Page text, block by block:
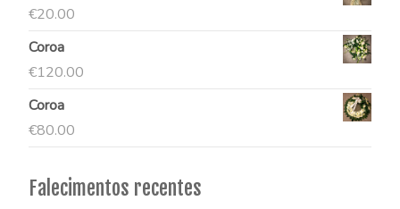
€20.00
Coroa
€120.00
Coroa
€80.00
Falecimentos recentes